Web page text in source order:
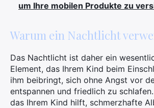
um Ihre mobilen Produkte zu
Warum ein Nachtlicht
Das Nachtlicht ist daher ein
Element, das Ihrem Kind beim
ihm beibringt, sich ohne Angst vor
entspannen und friedlich zu
das Ihrem Kind hilft, schmerzhafte